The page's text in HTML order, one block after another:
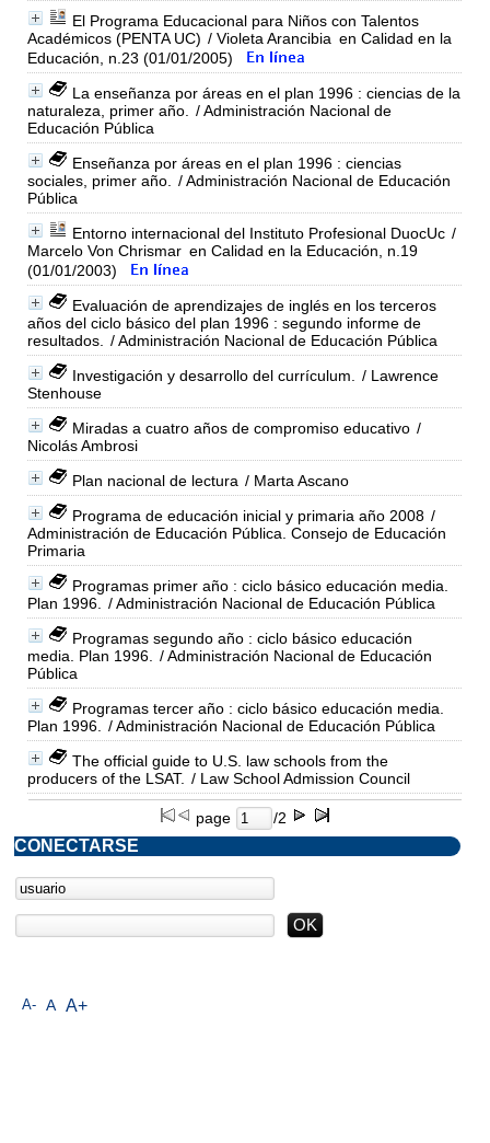
El Programa Educacional para Niños con Talentos
Académicos (PENTA UC) / Violeta Arancibia en Calidad en la
Educación, n.23 (01/01/2005)
La enseñanza por áreas en el plan 1996 : ciencias de la
naturaleza, primer año.
/ Administración Nacional de
Educación Pública
Enseñanza por áreas en el plan 1996 : ciencias
sociales, primer año.
/ Administración Nacional de Educación
Pública
Entorno internacional del Instituto Profesional DuocUc /
Marcelo Von Chrismar en Calidad en la Educación, n.19
(01/01/2003)
Evaluación de aprendizajes de inglés en los terceros
años del ciclo básico del plan 1996 : segundo informe de
resultados.
/ Administración Nacional de Educación Pública
Investigación y desarrollo del currículum.
/ Lawrence
Stenhouse
Miradas a cuatro años de compromiso educativo /
Nicolás Ambrosi
Plan nacional de lectura / Marta Ascano
Programa de educación inicial y primaria año 2008 /
Administración de Educación Pública. Consejo de Educación
Primaria
Programas primer año : ciclo básico educación media.
Plan 1996.
/ Administración Nacional de Educación Pública
Programas segundo año : ciclo básico educación
media. Plan 1996.
/ Administración Nacional de Educación
Pública
Programas tercer año : ciclo básico educación media.
Plan 1996.
/ Administración Nacional de Educación Pública
The official guide to U.S. law schools from the
producers of the LSAT. / Law School Admission Council
page /2
A- A A+
CONECTARSE